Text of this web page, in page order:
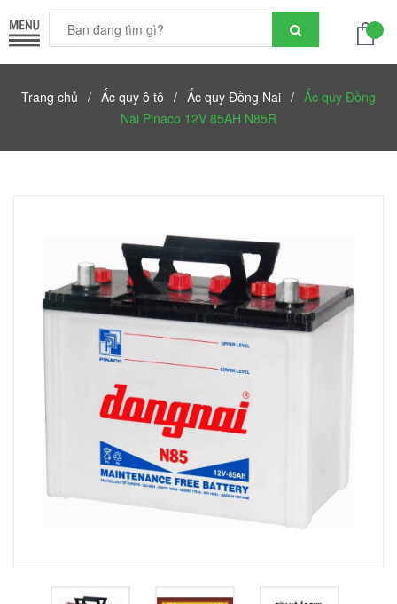
Trang chủ / Ắc quy ô tô / Ắc quy Đồng Nai / Ắc quy Đồng
Nai Pinaco 12V 85AH N85R